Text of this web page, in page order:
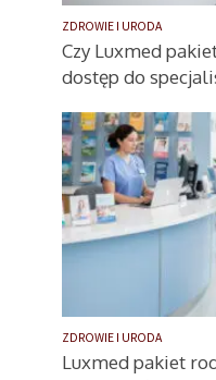
ZDROWIE I URODA
Czy Luxmed
dostęp do
ZDROWIE I URODA
Luxmed pakiet